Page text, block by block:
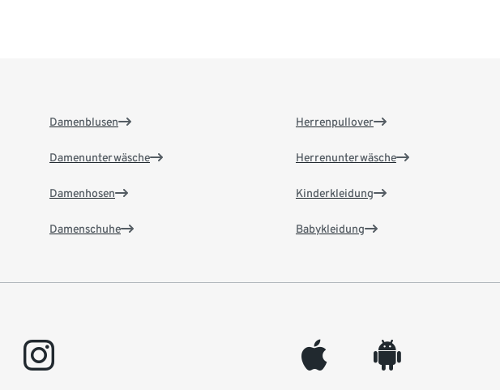
Damenblusen
Damenunterwäsche
Damenhosen
Damenschuhe
Herrenpullover
Herrenunterwäsche
Kinderkleidung
Babykleidung
instagram appleinc android